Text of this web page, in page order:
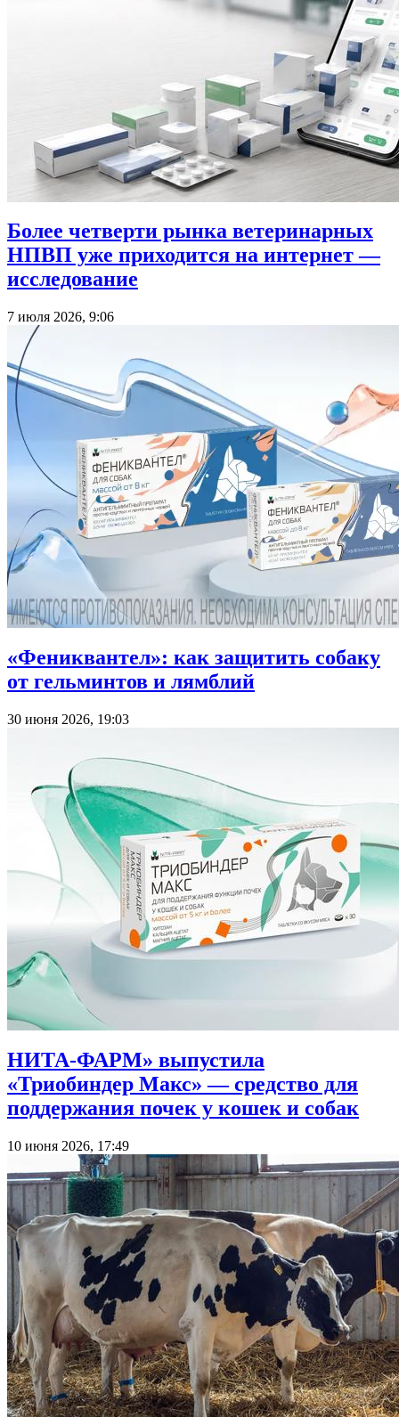
Более четверти рынка ветеринарных
НПВП уже приходится на интернет —
исследование
7 июля 2026, 9:06
«Фениквантел»: как защитить собаку
от гельминтов и лямблий
30 июня 2026, 19:03
НИТА-ФАРМ» выпустила
«Триобиндер Макс» — средство для
поддержания почек у кошек и собак
10 июня 2026, 17:49